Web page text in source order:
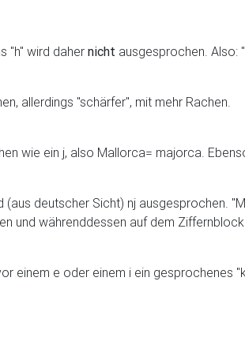
"h" wird daher nicht ausgesprochen. Also:
allerdings "schärfer", mit mehr Rachen.
wie ein j, also Mallorca= majorca.
deutscher Sicht) nj ausgesprochen.
und währenddessen auf dem
e oder einem i ein gesprochenes